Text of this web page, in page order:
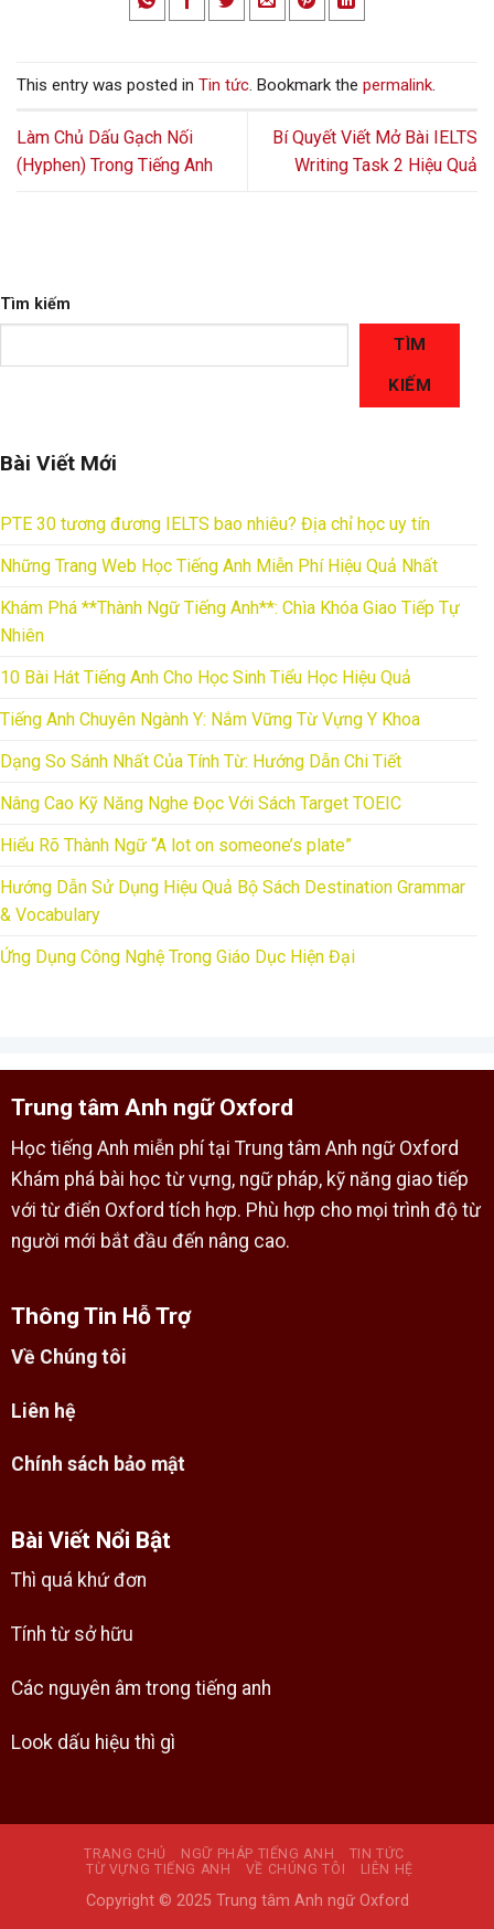
This entry was posted in Tin tức . Bookmark the permalink
Làm Chủ Dấu Gạch Nối
(Hyphen) Trong Tiếng Anh
Bí Quyết Viết Mở Bài IELTS
Writing Task 2 Hiệu Quả
Tìm kiếm
TÌM
KIẾM
Bài Viết Mới
PTE 30 tương đương IELTS bao nhiêu? Địa chỉ học uy tín
Những Trang Web Học Tiếng Anh Miễn Phí Hiệu Quả Nhất
Khám Phá **Thành Ngữ Tiếng Anh**: Chìa Khóa Giao Tiếp Tự
Nhiên
10 Bài Hát Tiếng Anh Cho Học Sinh Tiểu Học Hiệu Quả
Tiếng Anh Chuyên Ngành Y: Nắm Vững Từ Vựng Y Khoa
Dạng So Sánh Nhất Của Tính Từ: Hướng Dẫn Chi Tiết
Nâng Cao Kỹ Năng Nghe Đọc Với Sách Target TOEIC
Hiểu Rõ Thành Ngữ “A lot on someone’s plate”
Hướng Dẫn Sử Dụng Hiệu Quả Bộ Sách Destination Grammar
& Vocabulary
Ứng Dụng Công Nghệ Trong Giáo Dục Hiện Đại
Trung tâm Anh ngữ Oxford
Học tiếng Anh miễn phí tại Trung tâm Anh ngữ Oxford
Khám phá bài học từ vựng, ngữ pháp, kỹ năng giao tiếp
với từ điển Oxford tích hợp. Phù hợp cho mọi trình độ từ
người mới bắt đầu đến nâng cao.
Thông Tin Hỗ Trợ
Về Chúng tôi
Liên hệ
Chính sách bảo mật
Bài Viết Nổi Bật
Thì quá khứ đơn
Tính từ sở hữu
Các nguyên âm trong tiếng anh
Look dấu hiệu thì gì
TRANG CHỦ NGỮ PHÁP TIẾNG ANH
TIN TỨC
TỪ VỰNG TIẾNG ANH
VỀ CHÚNG TÔI LIÊN HỆ
Copyright © 2025 Trung tâm Anh ngữ Oxford